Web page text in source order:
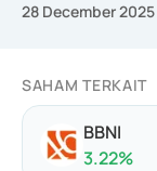
28 December 2025
SAHAM TERKAIT
BBNI
3.22%